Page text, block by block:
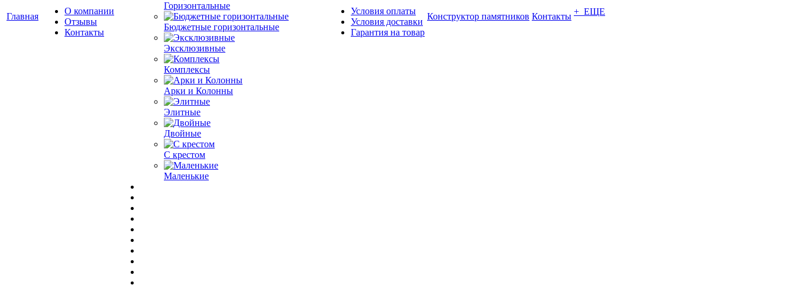
Главная
О компании
Отзывы
Контакты
Горизонтальные
Бюджетные горизонтальные
Эксклюзивные
Комплексы
Арки и Колонны
Элитные
Двойные
С крестом
Маленькие
Условия оплаты
Условия доставки
Гарантия на товар
Конструктор памятников Контакты + ЕЩЕ